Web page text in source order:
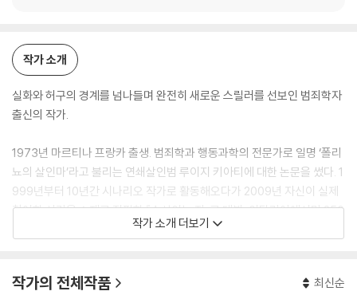
작가 소개
실화와 허구의 경계를 넘나들며 완전히 새로운 스릴러를 선보인 범죄학자
출신의 작가.
1973년 마르티나 프랑카 출생. 범죄학과 행동과학의 전문가로 일명 ‘폴리
뇨의 살인마’라고 불리는 연쇄살인범 루이지 키아티에 대한 논문을 썼다. 1
999년부터 10년간 시나리오 작가로 활동해오다가 2009년 자신이 실제
참여한 사건을 소재로 집필한 『속삭이는 자』로 데뷔, 이탈리아에서만 250
만 부가 팔리며 유럽 문학계에 돌풍을 일으켰다. 이 작품으로 작가는 이탈
국인 미국, 영국, 프랑스, 독일 등 총 24개국에 경쟁적으로 판권이 판매, 이
작가 소개 더보기
작가의 전체작품 최신순